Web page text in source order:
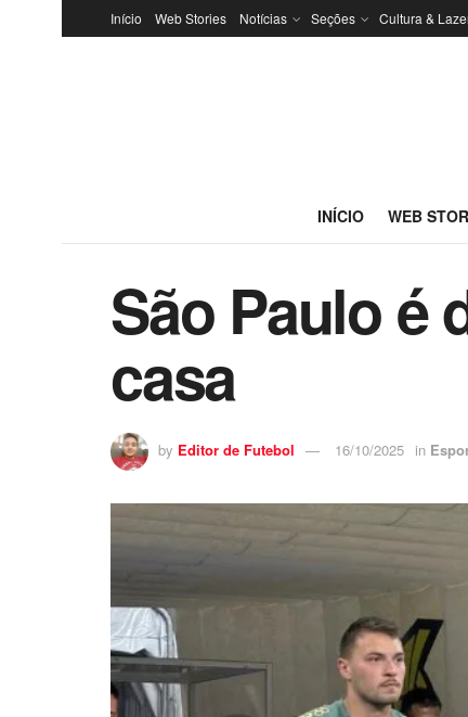
Início Web Stories Notícias Seções Cultura &
INÍCIO WEB
São Paulo é
casa
by Editor de Futebol 16/10/2025 in